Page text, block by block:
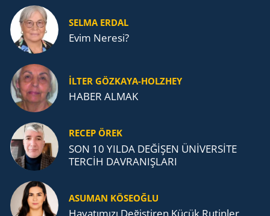
SELMA ERDAL
Evim Neresi?
İLTER GÖZKAYA-HOLZHEY
HABER ALMAK
RECEP ÖREK
SON 10 YILDA DEĞİŞEN ÜNİVERSİTE
TERCİH DAVRANIŞLARI
ASUMAN KÖSEOĞLU